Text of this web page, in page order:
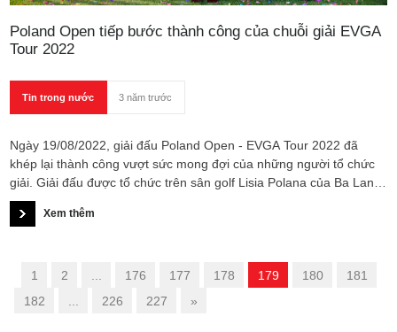
Poland Open tiếp bước thành công của chuỗi giải EVGA
Tour 2022
Tin trong nước 3 năm trước
Ngày 19/08/2022, giải đấu Poland Open - EVGA Tour 2022 đã
khép lại thành công vượt sức mong đợi của những người tổ chức
giải. Giải đấu được tổ chức trên sân golf Lisia Polana của Ba Lan
với sự quy tụ của hơn 120 golfer Việt Kiều từ khắp các quốc gia
Châu Âu.Xem thêm
1 2 176 177 178 179 180
181
182
226 227 »